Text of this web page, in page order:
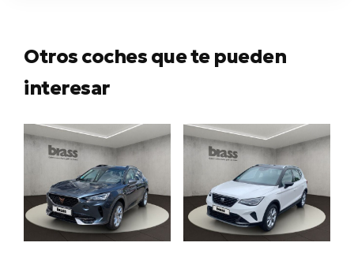
Otros coches que te pueden
interesar